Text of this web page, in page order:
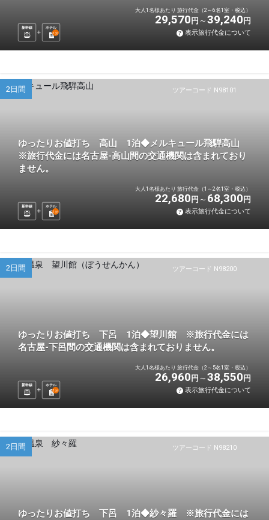
新幹線
ホテル
1 泊
大人1名様あたり 旅行代金（2～6名1室・税込）
29,570 円 39,240 円
表示旅行代金について
ツアーコード N98101
2日間
ゆったりお値打ち 高山 1泊◆メルキュール飛騨高山
※旅行代金には名古屋-高山間の交通機関は含まれており
ません。
新幹線
ホテル
1 泊
大人1名様あたり 旅行代金（1～2名1室・税込）
22,680 円 68,300 円
表示旅行代金について
ツアーコード N98200
2日間
ゆったりお値打ち 下呂 1泊◆望川館 ※旅行代金には
名古屋-下呂間の交通機関は含まれておりません。
新幹線
ホテル
1 泊
大人1名様あたり 旅行代金（2～5名1室・税込）
26,960 円 38,550 円
表示旅行代金について
ツアーコード N98210
2日間
ゆったりお値打ち 下呂 1泊◆紗々羅 ※旅行代金には